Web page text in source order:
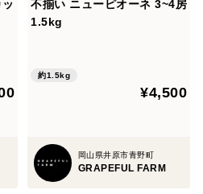
不揃い ニューピオーネ 3~4房
1.5kg
約1.5kg
¥4,500
岡山県井原市青野町
GRAPEFUL FARM